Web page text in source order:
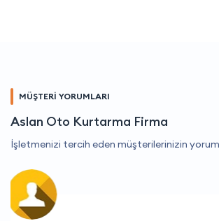
MÜŞTERİ YORUMLARI
Aslan Oto Kurtarma Firma
İşletmenizi tercih eden müşterilerinizin